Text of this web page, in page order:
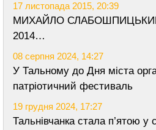
17 листопада 2015, 20:39
МИХАЙЛО
2014…
08 серпня 2024, 14:27
У Тальному до Дня міста
патріотичний фестиваль
19 грудня 2024, 17:27
Тальнівчанка стала п’ятою у